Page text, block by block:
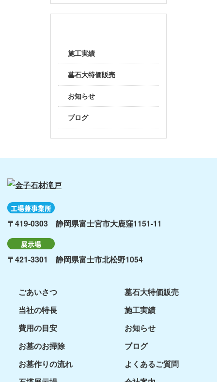
施工実績
墓石大特価販売
お知らせ
ブログ
工場兼事業所
〒419-0303 静岡県富士宮市大鹿窪1151-11
展示場
〒421-3301 静岡県富士市北松野1054
ごあいさつ
当社の特長
費用の目安
お墓のお掃除
お墓作りの流れ
墓石大特価販売
施工実績
お知らせ
ブログ
よくあるご質問